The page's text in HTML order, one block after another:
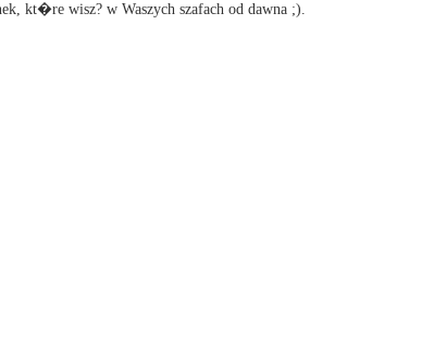
kt�re wisz? w Waszych szafach od dawna ;).